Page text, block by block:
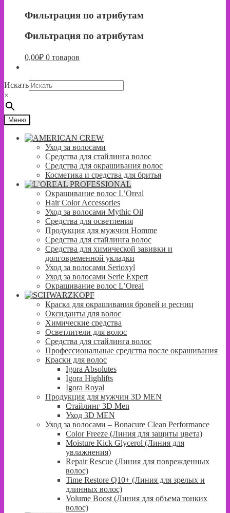
Фильтрация по атрибутам
Фильтрация по атрибутам
0,00₽ 0 товаров
Искать
×
Меню
Уход за волосами
Средства для стайлинга волос
Средства для окрашивания волос
Косметика и средства для бритья
Окрашивание волос L’Oreal
Hair Color Accessories
Уход за волосами Mythic Oil
Средства для осветления
Продукция для мужчин Homme
Средства для стайлинга волос
Средства для химической завивки и
долговременной укладки
Уход за волосами Serioxyl
Уход за волосами Serie Expert
Окрашивание волос L’Oreal
Краска для окрашивания бровей и ресниц
Оксиданты для волос
Химические средства
Осветлители для волос
Средства для стайлинга волос
Профессиональные средства после окрашивания
Краски для волос
Igora Absolutes
Igora Highlifts
Igora Royal
Продукция для мужчин 3D MEN
Стайлинг 3D Men
Уход 3D MEN
Уход за волосами – Bonacure Clean Performance
Color Freeze (Линия для защиты цвета)
Moisture Kick Glycerol (Линия для
увлажнения)
Repair Rescue (Линия для поврежденных
волос)
Time Restore Q10+ (Линия для зрелых и
длинных волос)
Volume Boost (Линия для объема тонких
волос)